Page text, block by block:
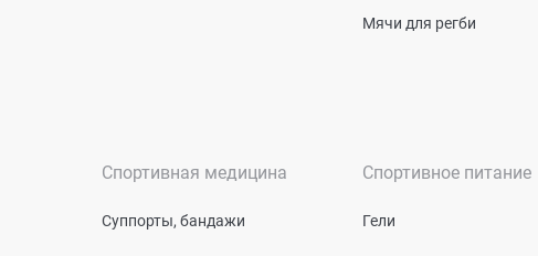
Мячи для регби
Спортивная медицина
Суппорты, бандажи
Спортивное питание
Гели